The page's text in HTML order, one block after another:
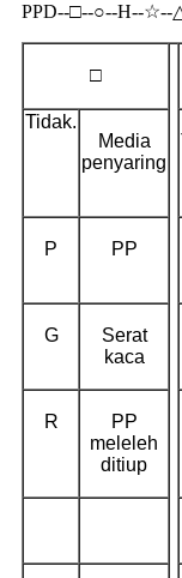
PPD--□--○--H--
□
Tidak.
Media
penyaring
P PP
G
Serat
kaca
R
PP
meleleh
ditiup